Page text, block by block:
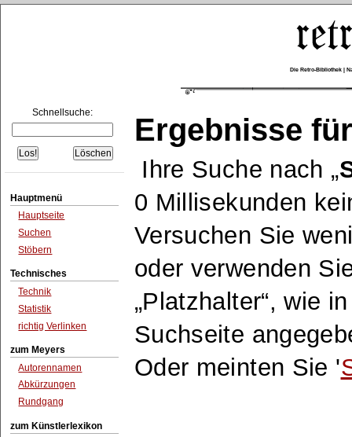
Die Retro-Bibliothek |
Schnellsuche:
Hauptmenü
Hauptseite
Suchen
Stöbern
Technisches
Technik
Statistik
richtig Verlinken
zum Meyers
Autorennamen
Abkürzungen
Rundgang
zum Künstlerlexikon
Ergebnisse
Ihre Suche nach
0 Millisekunden
Versuchen Sie
oder verwenden
Platzhalter , wie
Suchseite
Oder meinten Sie '